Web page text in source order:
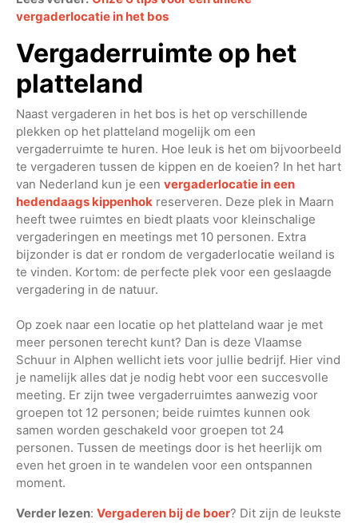
vergaderlocatie in het bos
Vergaderruimte op het
platteland
Naast vergaderen in het bos is het op verschillende
plekken op het platteland mogelijk om een
vergaderruimte te huren. Hoe leuk is het om bijvoorbeeld
te vergaderen tussen de kippen en de koeien? In het hart
van Nederland kun je een vergaderlocatie in een
hedendaags kippenhok reserveren. Deze plek in Maarn
heeft twee ruimtes en biedt plaats voor kleinschalige
vergaderingen en meetings met 10 personen. Extra
bijzonder is dat er rondom de vergaderlocatie weiland is
te vinden. Kortom: de perfecte plek voor een geslaagde
vergadering in de natuur.
Op zoek naar een locatie op het platteland waar je met
meer personen terecht kunt? Dan is deze Vlaamse
Schuur in Alphen wellicht iets voor jullie bedrijf. Hier vind
je namelijk alles dat je nodig hebt voor een succesvolle
meeting. Er zijn twee vergaderruimtes aanwezig voor
groepen tot 12 personen; beide ruimtes kunnen ook
samen worden geschakeld voor groepen tot 24
personen. Tussen de meetings door is het heerlijk om
even het groen in te wandelen voor een ontspannen
moment.
Verder lezen: Vergaderen bij de boer? Dit zijn de leukste